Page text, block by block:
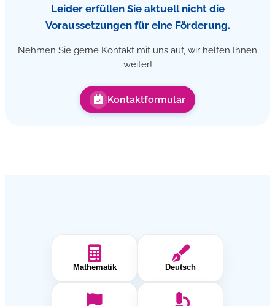
Leider erfüllen Sie aktuell nicht die
Voraussetzungen für eine Förderung.
Nehmen Sie gerne Kontakt mit uns auf, wir helfen Ihnen
weiter!
Kontaktformular
Mathematik Deutsch